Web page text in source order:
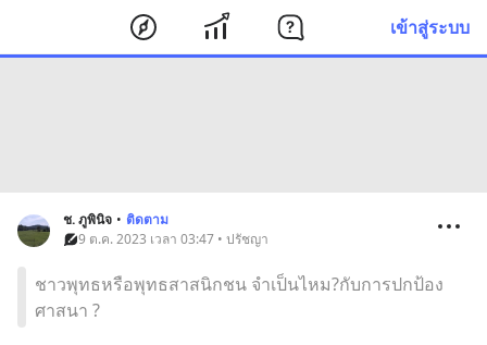
เข้าสู่ระบบ
ช. ภูพินิจ • ติดตาม
9 ต.ค. 2023 เวลา 03:47 • ปรัชญา
ชาวพุทธหรือพุทธสาสนิกชน จำเป็นไหม?กับการปกป้อง
ศาสนา ?